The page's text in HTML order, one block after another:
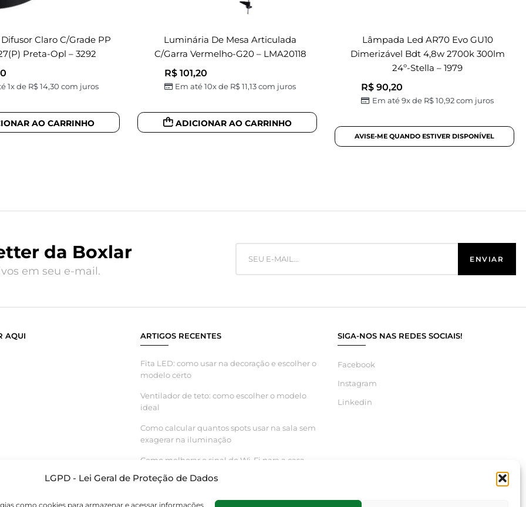
LGPD - Lei Geral de Proteção de Dados
como cookies para armazenar e acessar informações
Claro C/grade PP
Preta-Opl – 3292
1x de R$14,30 com juros
AO CARRINHO
Luminária De Mesa Articulada
C/garra Vermelho-G20 – LMA20118
R$101,20
Em até 10x de R$11,13com juros
ADICIONAR AO CARRINHO
Lâmpada Led AR70 Evo GU10
Dimerizável Bdt 4,8w 2700k 300lm
24º-Stella – 1979
R$ 90,20
Em até 9x de R$10,92com juros
da Boxlar
em seu e-mail.
AQUI ARTIGOS RECENTES
Fita LED: como usar na decoração e escolher o
modelo certo
Ventilador de teto: como escolher o modelo
ideal
Como calcular quantos spots usar na sala sem
exagerar na iluminação
Como melhorar o sinal do Wi-Fi para a casa
inteligente funcionar melhor
SIGA-NOS NAS REDES SOCIAIS!
Facebook
Instagram
Linkedin